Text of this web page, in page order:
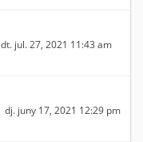
dt. jul. 27, 2021 11:43 am
dj. juny 17, 2021 12:29 pm